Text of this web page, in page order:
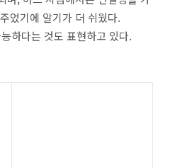
었기에 알기가 더 쉬웠다.
하다는 것도 표현하고 있다.